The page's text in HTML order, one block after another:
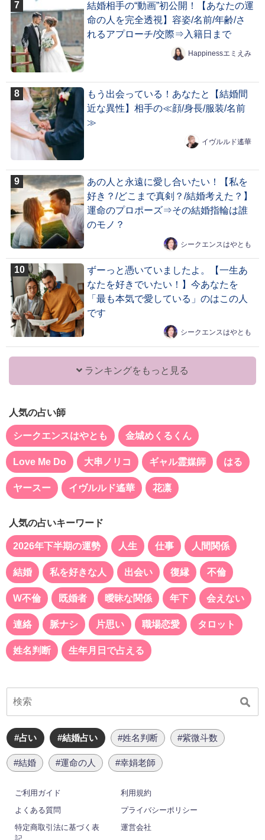
結婚相手の“動画”初公開！【あなたの運
命の人を完全透視】容姿/名前/年齢/さ
れるアプローチ/交際⇒入籍日まで
Happinessエミえみ
もう出会っている！あなたと【結婚間
近な異性】相手の≪顔/身長/服装/名前
≫
イヴルルド遙華
あの人と永遠に愛し合いたい！【私を
好き？/どこまで真剣？/結婚考えた？】
運命のプロポーズ⇒その結婚指輪は誰
のモノ？
シークエンスはやとも
ずーっと憑いていましたよ。【一生あ
なたを好きでいたい！】今あなたを
「最も本気で愛している」のはこの人
です
シークエンスはやとも
ランキングをもっと見る
人気の占い師
シークエンスはやとも 金城めくるくん
Love Me Do 大串ノリコ ギャル霊媒師 はる
ヤースー イヴルルド遙華 花凛
人気の占いキーワード
2026年下半期の運勢 人生 仕事 人間関係
結婚 私を好きな人 出会い 復縁 不倫
W不倫 既婚者 曖昧な関係 年下 会えない
連絡 脈ナシ 片思い 職場恋愛 タロット
姓名判断 生年月日で占える
#占い #結婚占い #姓名判断 #紫微斗数
#結婚 #運命の人 #幸娟老師
ご利用ガイド
利用規約
よくある質問
プライバシーポリシー
特定商取引法に基づく表
記
運営会社